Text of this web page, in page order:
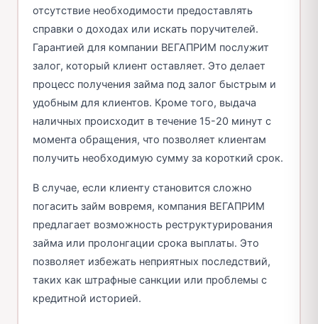
отсутствие необходимости предоставлять
справки о доходах или искать поручителей.
Гарантией для компании ВЕГАПРИМ послужит
залог, который клиент оставляет. Это делает
процесс получения займа под залог быстрым и
удобным для клиентов. Кроме того, выдача
наличных происходит в течение 15-20 минут с
момента обращения, что позволяет клиентам
получить необходимую сумму за короткий срок.
В случае, если клиенту становится сложно
погасить займ вовремя, компания ВЕГАПРИМ
предлагает возможность реструктурирования
займа или пролонгации срока выплаты. Это
позволяет избежать неприятных последствий,
таких как штрафные санкции или проблемы с
кредитной историей.